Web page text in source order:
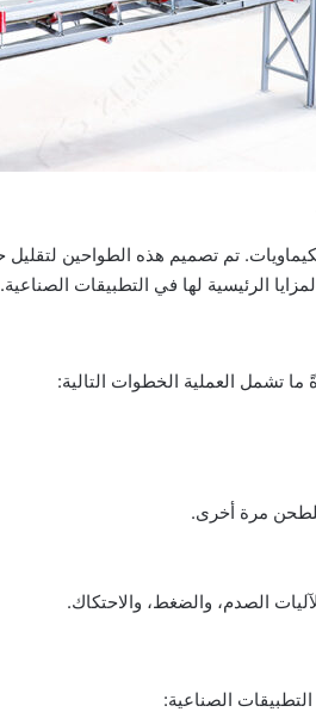
تم تصميم هذه الطواحين
الرئيسية لها في التطبيقات الصناعية.
تشمل العملية الخطوات التالية:
مرة أخرى.
الصدم، والضغط، والاحتكاك.
الصناعية: